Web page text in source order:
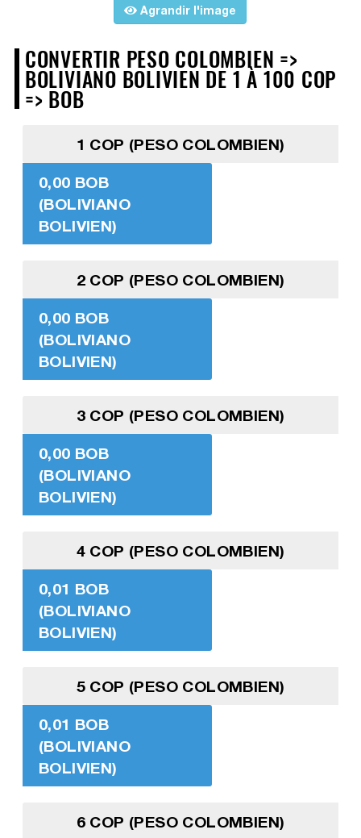
Agrandir l'image
CONVERTIR PESO COLOMBIEN =>
BOLIVIANO BOLIVIEN DE 1 À 100 COP
=> BOB
1 COP (PESO COLOMBIEN)
0,00 BOB
(BOLIVIANO
BOLIVIEN)
2 COP (PESO COLOMBIEN)
0,00 BOB
(BOLIVIANO
BOLIVIEN)
3 COP (PESO COLOMBIEN)
0,00 BOB
(BOLIVIANO
BOLIVIEN)
4 COP (PESO COLOMBIEN)
0,01 BOB
(BOLIVIANO
BOLIVIEN)
5 COP (PESO COLOMBIEN)
0,01 BOB
(BOLIVIANO
BOLIVIEN)
6 COP (PESO COLOMBIEN)